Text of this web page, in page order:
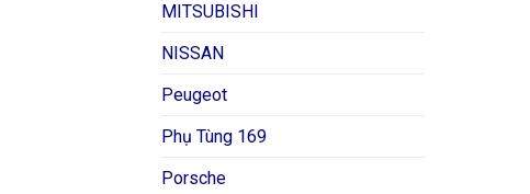
MITSUBISHI
NISSAN
Peugeot
Phụ Tùng 169
Porsche